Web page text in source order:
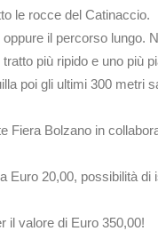
le rocce del Catinaccio.
il percorso lungo.
più ripido e uno più
poi gli ultimi 300 metri
Fiera Bolzano in
20,00, possibilità di
il valore di Euro 350,00!